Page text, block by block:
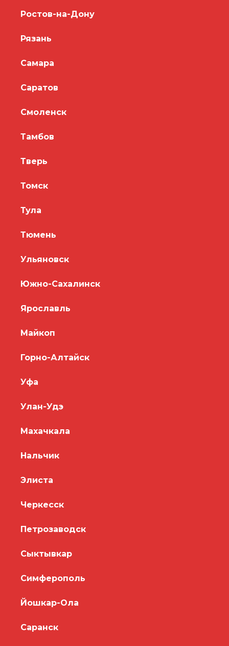
Ростов-на-Дону
Рязань
Самара
Саратов
Смоленск
Тамбов
Тверь
Томск
Тула
Тюмень
Ульяновск
Южно-Сахалинск
Ярославль
Майкоп
Горно-Алтайск
Уфа
Улан-Удэ
Махачкала
Нальчик
Элиста
Черкесск
Петрозаводск
Сыктывкар
Симферополь
Йошкар-Ола
Саранск